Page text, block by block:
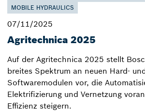
MOBILE HYDRAULICS
07/11/2025
Agritechnica 2025
Auf der Agritechnica 2025 stellt
breites Spektrum an neuen Hard-
Softwaremodulen vor, die
Elektrifizierung und Vernetzung
Effizienz steigern.